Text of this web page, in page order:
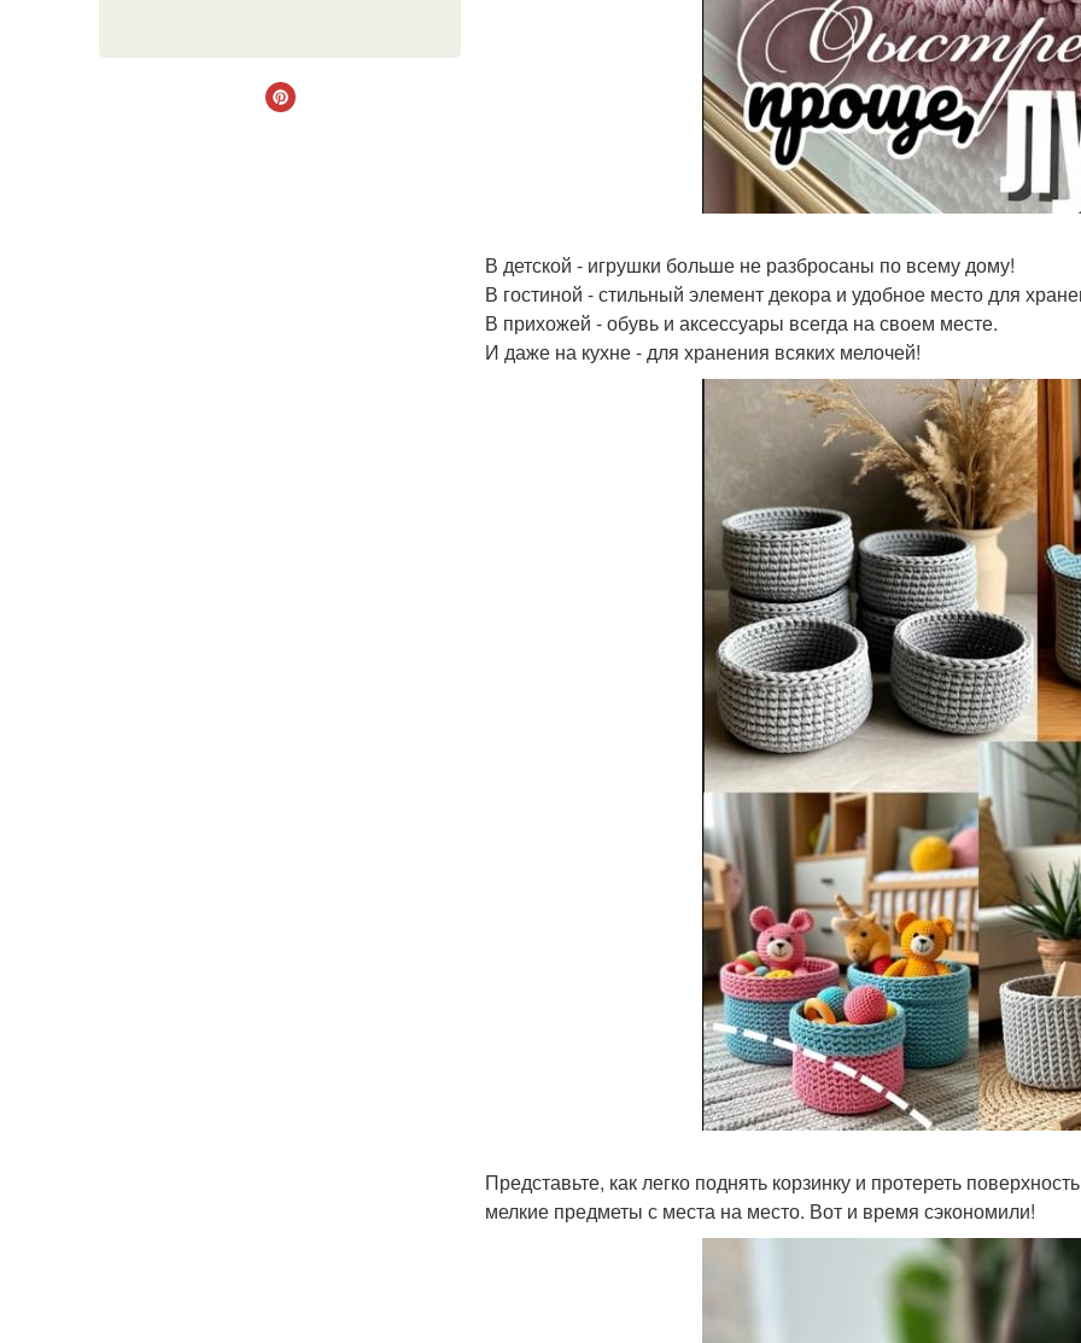
В детской - игрушки больше не разбросаны по всему дому!
В гостиной - стильный элемент декора и удобное место для
В прихожей - обувь и аксессуары всегда на своем месте.
И даже на кухне - для хранения всяких мелочей!
Представьте, как легко поднять корзинку и протереть
мелкие предметы с места на место. Вот и время сэкономили!